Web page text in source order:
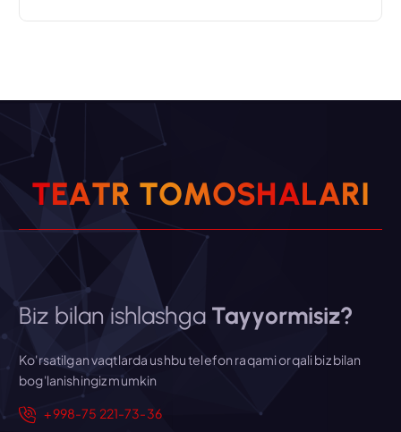
TEATR TOMOSHALARI
Biz bilan ishlashgaTayyormisiz?
Ko'rsatilgan vaqtlarda ushbu telefon raqami orqali biz bilan
bog'lanishingiz mumkin
+998-75 221-73-36